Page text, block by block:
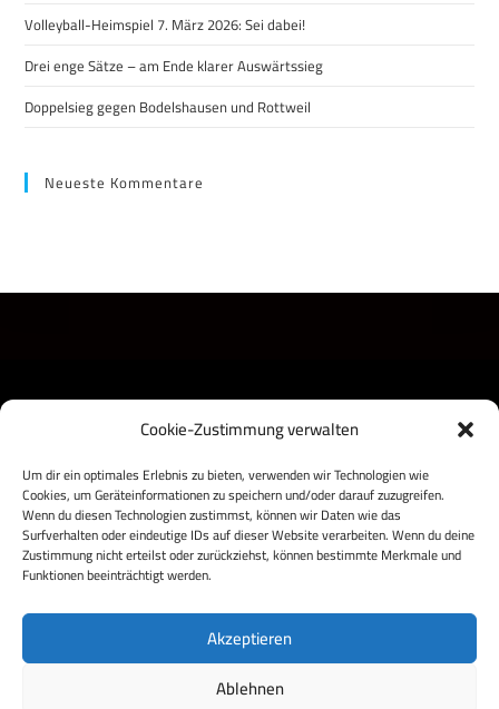
Cookie-Zustimmung verwalten
Um dir ein optimales Erlebnis zu bieten, verwenden wir Technologien wie
Cookies, um Geräteinformationen zu speichern und/oder darauf zuzugreifen.
Wenn du diesen Technologien zustimmst, können wir Daten wie das
Surfverhalten oder eindeutige IDs auf dieser Website verarbeiten. Wenn du deine
Zustimmung nicht erteilst oder zurückziehst, können bestimmte Merkmale und
Funktionen beeinträchtigt werden.
Akzeptieren
Ablehnen
Volleyball-Heimspiel 7. März 2026: Sei dabei!
Drei enge Sätze – am Ende klarer Auswärtssieg
Doppelsieg gegen Bodelshausen und Rottweil
Neueste Kommentare
Datenschutzbestimmungen
Impressum
Kontakt
Copyright SV Rötenberg - 2026